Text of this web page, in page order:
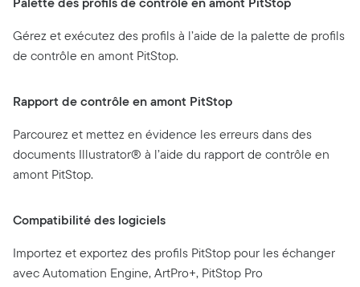
Gérez et exécutez des profils à l’aide de la palette de profils
de contrôle en amont PitStop.
Rapport de contrôle en amont PitStop
Parcourez et mettez en évidence les erreurs dans des
documents Illustrator® à l’aide du rapport de contrôle en
amont PitStop.
Compatibilité des logiciels
Importez et exportez des profils PitStop pour les échanger
avec Automation Engine, ArtPro+, PitStop Pro